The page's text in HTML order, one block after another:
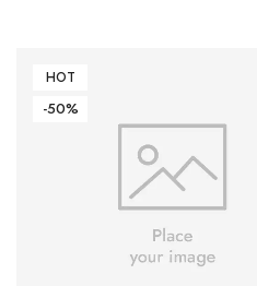
HOT
-50%